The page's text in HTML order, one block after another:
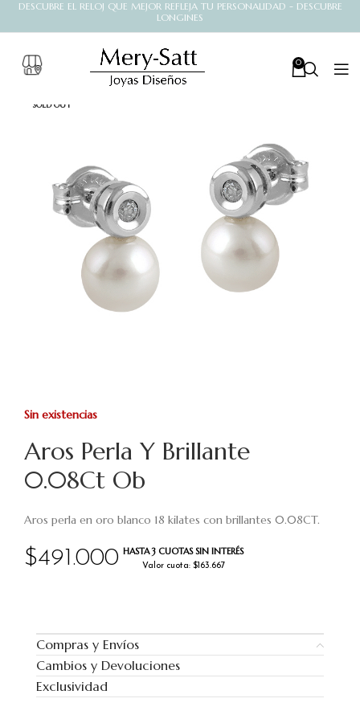
DESCUBRE EL RELOJ QUE MEJOR REFLEJA TU PERSONALIDAD - DESCUBRE
LONGINES
0
SOLD OUT
Aros Perla Y Brillante
0.08Ct Ob
$491.000 HASTA 3 CUOTAS SIN INTERÉS
Valor cuota: $163.667
Aros perla en oro blanco 18 kilates con brillantes 0.08CT.
Sin existencias
Compras y Envíos
Cambios y Devoluciones
Exclusividad